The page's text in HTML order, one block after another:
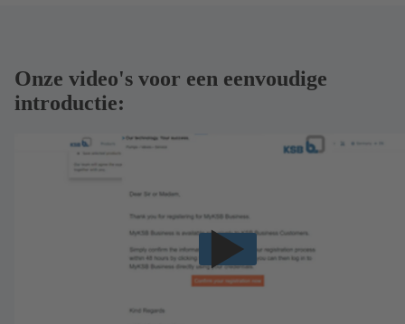
Onze video's voor een eenvoudige
introductie: